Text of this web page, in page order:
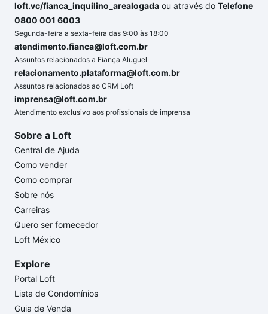
loft.vc/fianca_inquilino_arealogada ou através do Telefone
0800 001 6003
Segunda-feira a sexta-feira das 9:00 às 18:00
atendimento.fianca@loft.com.br
Assuntos relacionados a Fiança Aluguel
relacionamento.plataforma@loft.com.br
Assuntos relacionados ao CRM Loft
imprensa@loft.com.br
Atendimento exclusivo aos profissionais de imprensa
Sobre a Loft
Central de Ajuda
Como vender
Como comprar
Sobre nós
Carreiras
Quero ser fornecedor
Loft México
Explore
Portal Loft
Lista de Condomínios
Guia de Venda